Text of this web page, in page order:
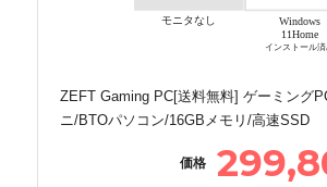
モニタなし
Windows
11Home
インストール済
ZEFT Gaming PC[送料無料] ゲーミング
ニ/BTOパソコン/16GBメモリ/高速SSD
価格